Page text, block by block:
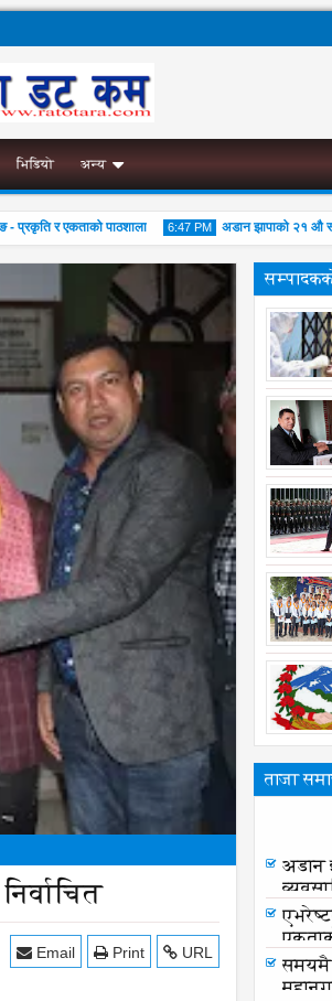
भिडियो अन्य
र एकताको पाठशाला 6:47 PM
01
अडान झापाको २१ औ
URL
Print
Email
ताजा
अडान
समयमै